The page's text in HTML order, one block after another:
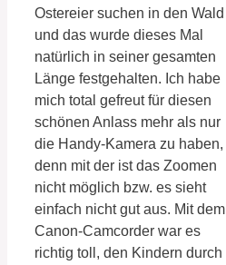
Ostereier suchen in den Wald
und das wurde dieses Mal
natürlich in seiner gesamten
Länge festgehalten. Ich habe
mich total gefreut für diesen
schönen Anlass mehr als nur
die Handy-Kamera zu haben,
denn mit der ist das Zoomen
nicht möglich bzw. es sieht
einfach nicht gut aus. Mit dem
Canon-Camcorder war es
richtig toll, den Kindern durch